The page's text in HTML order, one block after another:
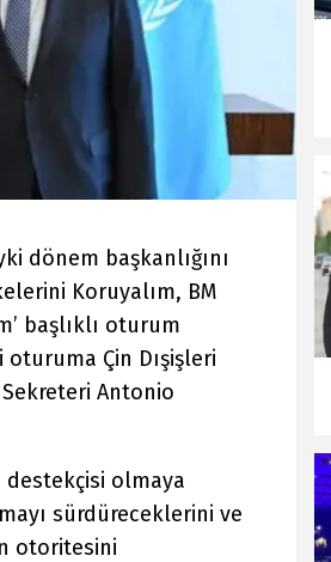
dönem başkanlığını
Koruyalım, BM
başlıklı oturum
oturuma Çin Dışişleri
Sekreteri Antonio
destekçisi olmaya
sürdüreceklerini ve
otoritesini